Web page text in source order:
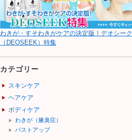
わきが・すそわきがケアの決定版！デオシーク
（DEOSEEK）特集
カテゴリー
スキンケア
ヘアケア
ボディケア
わきが（腋臭症）
バストアップ